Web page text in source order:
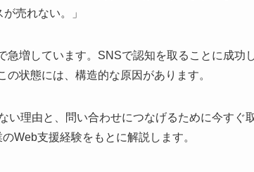
売れない。」
急増しています。SNSで認知を取ることに成功
状態には、構造的な原因があります。
い理由と、問い合わせにつなげるために今すぐ
Web支援経験をもとに解説します。